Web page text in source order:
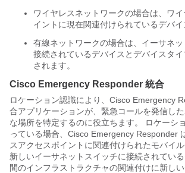
ワイヤレスネットワークの場合は、ワ
イントに現在関連付けられているデバイ
有線ネットワークの場合は、イーサネ
接続されているデバイスとデバイスタ
されます。
Cisco Emergency Responder 統合
ロケーション認識により、Cisco Emergency
合アプリケーションが、緊急コールを発信し
な場所を特定するのに役立ちます。 ロケーシ
っている場合、Cisco Emergency Responder
スアクセスポイントに関連付けられたモバイ
新しいイーサネットスイッチに接続されてい
間のインフラストラクチャの関連付けに新し